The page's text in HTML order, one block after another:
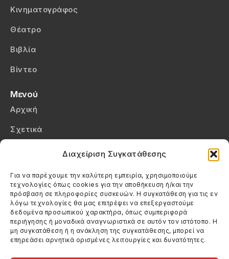
Διαχείριση Συγκατάθεσης
Για να παρέχουμε την καλύτερη εμπειρία, χρησιμοποιούμε
τεχνολογίες όπως cookies για την αποθήκευση ή/και την
πρόσβαση σε πληροφορίες συσκευών. Η συγκατάθεση για τις εν
λόγω τεχνολογίες θα μας επιτρέψει να επεξεργαστούμε
δεδομένα προσωπικού χαρακτήρα, όπως συμπεριφορά
περιήγησης ή μοναδικά αναγνωριστικά σε αυτόν τον ιστότοπο. Η
μη συγκατάθεση ή η ανάκληση της συγκατάθεσης, μπορεί να
επηρεάσει αρνητικά ορισμένες λειτουργίες και δυνατότητες.
Κινηματογράφος
Θέατρο
Βιβλία
Βίντεο
Μενού
Αρχική
Σχετικά
Πολιτική Cookies (ΕΕ)
Στοιχεία Επικοινωνίας
Καλεσέ μας
(+30) 6974123481
Στείλε μας email